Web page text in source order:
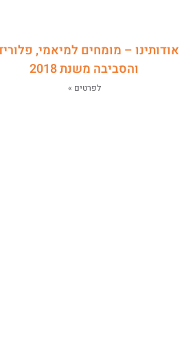
אודותינו – מומחים למיאמי,
והסביבה משנת 2018
לפרטים »